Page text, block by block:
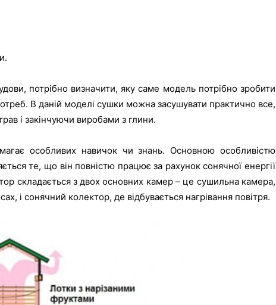
потрібно визначити, яку саме модель потрібно зробити
В даній моделі сушки можна засушувати практично все,
і закінчуючи виробами з глини.
особливих навичок чи знань. Основною особливістю
те, що він повністю працює за рахунок сонячної енергії
складається з двох основних камер – це сушильна камера,
і сонячний колектор, де відбувається нагрівання повітря.